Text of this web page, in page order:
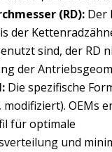
(RD): Der
der
sind, der RD
der
Die spezifische
modifiziert). OEMs
für optimale
und